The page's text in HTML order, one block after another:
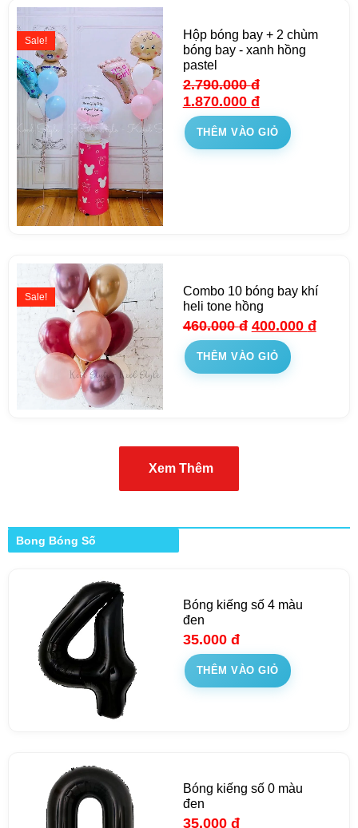
Sale!
Hộp bóng bay + 2 chùm
bóng bay - xanh hồng
pastel
2.790.000đ
1.870.000 đ
THÊM VÀO GIỎ
Sale!
Combo 10 bóng bay khí
heli tone hồng
460.000đ 400.000 đ
THÊM VÀO GIỎ
Xem Thêm
Bong Bóng Số
Bóng kiếng số 4 màu
đen
35.000 đ
THÊM VÀO GIỎ
Bóng kiếng số 0 màu
đen
35.000 đ